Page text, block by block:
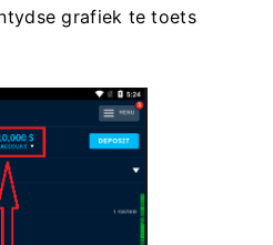
grafiek te toets